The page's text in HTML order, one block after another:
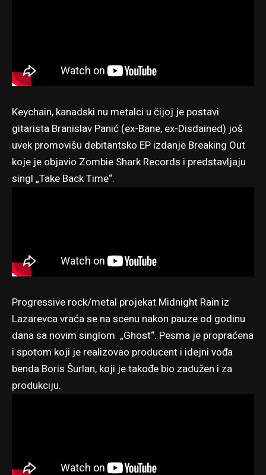
Keychain, kanadski nu metalci u čijoj je postavi
gitarista Branislav Panić (ex-Bane, ex-Disdained) još
uvek promovišu debitantsko EP izdanje Breaking Out
koje je objavio Zombie Shark Records i predstavljaju
singl „Take Back Time“.
Progressive rock/metal projekat Midnight Rain iz
Lazarevca vraća se na scenu nakon pauze od godinu
dana sa novim singlom „Ghost“. Pesma je propraćena
i spotom koji je realizovao producent i idejni vođa
benda Boris Šurlan, koji je takođe bio zadužen i za
produkciju.